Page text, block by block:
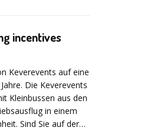
incentives
Keverevents auf eine
Die Keverevents
Kleinbussen aus den
in einem
Sind Sie auf der